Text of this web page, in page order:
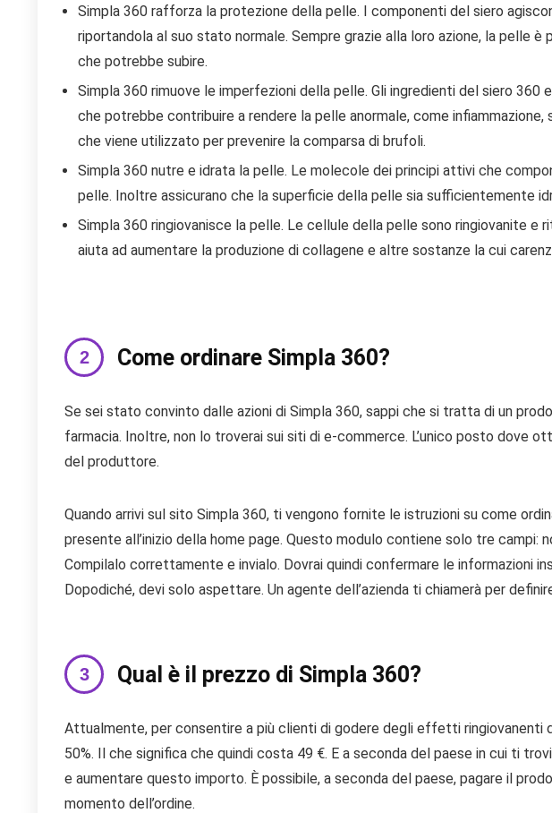
Simpla 360 rafforza la protezione della pelle. I componenti del siero
riportandola al suo stato normale. Sempre grazie alla loro azione, la pelle
che potrebbe subire.
Simpla 360 rimuove le imperfezioni della pelle. Gli ingredienti del siero 360
che potrebbe contribuire a rendere la pelle anormale, come
che viene utilizzato per prevenire la comparsa di brufoli.
Simpla 360 nutre e idrata la pelle. Le molecole dei principi attivi che
pelle. Inoltre assicurano che la superficie della pelle sia sufficientemente
Simpla 360 ringiovanisce la pelle. Le cellule della pelle sono ringiovanite e
aiuta ad aumentare la produzione di collagene e altre sostanze la cui
Come ordinare Simpla 360?
Se sei stato convinto dalle azioni di Simpla 360, sappi che si tratta di un
farmacia. Inoltre, non lo troverai sui siti di e-commerce. L’unico posto dove
del produttore.
Quando arrivi sul sito Simpla 360, ti vengono fornite le istruzioni su come
presente all’inizio della home page. Questo modulo contiene solo tre campi:
Compilalo correttamente e invialo. Dovrai quindi confermare le informazioni
Dopodiché, devi solo aspettare. Un agente dell’azienda ti chiamerà per
Qual è il prezzo di Simpla 360?
Attualmente, per consentire a più clienti di godere degli effetti ringiovanenti
50%. Il che significa che quindi costa 49 €. E a seconda del paese in cui ti
e aumentare questo importo. È possibile, a seconda del paese, pagare il
momento dell’ordine.